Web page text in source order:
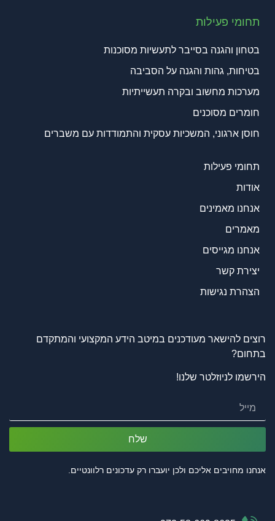
תחומי פעילות
בטחון והגנה בסייבר לתעשיות מסוכנות
בטיחות, גהות והגנה על הסביבה
מערכות מחשוב ובקרה תעשייתיות
חומרים מסוכנים
חוסן ארגוני, המשכיות עסקית והתמודדות עם משברים
תחומי פעילות
אודות
אנחנו מאמינים
מאמרים
אנחנו מגייסים
יצירת קשר
הצהרת נגישות
רוצים להישאר מעודכנים במיטב הידע המקצועי והמתקדם
בתחום?
הירשמו לניוזלטר שלנו!
שלח
אנחנו מחויבים אליכם ולכן יועברו רק עדכונים רלוונטיים.